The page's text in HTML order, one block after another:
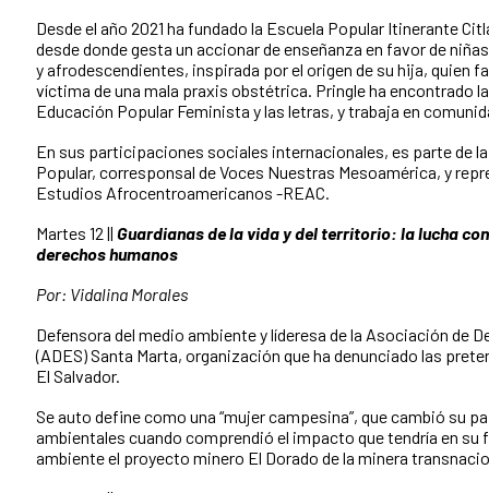
Desde el año 2021 ha fundado la Escuela Popular Itinerante
desde donde gesta un accionar de enseñanza en favor de
y afrodescendientes, inspirada por el origen de su hija, quien
víctima de una mala praxis obstétrica. Pringle ha encontrado
Educación Popular Feminista y las letras, y trabaja en
En sus participaciones sociales internacionales, es parte de
Popular, corresponsal de Voces Nuestras Mesoamérica, y
Estudios Afrocentroamericanos -REAC.
Martes 12 || Guardianas de la vida y del territorio: la lucha
derechos humanos
Por: Vidalina Morales
Defensora del medio ambiente y líderesa de la Asociación de
(ADES) Santa Marta, organización que ha denunciado las
El Salvador.
Se auto define como una “mujer campesina”, que cambió su
ambientales cuando comprendió el impacto que tendría en su
ambiente el proyecto minero El Dorado de la minera